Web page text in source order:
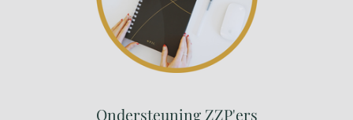
Ondersteuning ZZP'ers